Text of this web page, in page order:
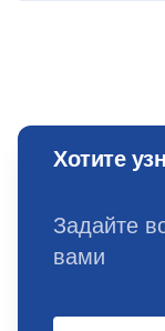
Хотите
Задайте
вами